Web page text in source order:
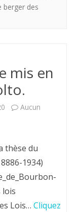
monter
de
la
berger des
mis en
Aucun
thèse du
1934)
Lois… Cliquez